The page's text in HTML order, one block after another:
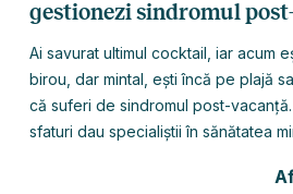
gestionezi sindromul
Ai savurat ultimul cocktail, iar acum
birou, dar mintal, ești încă pe plajă
că suferi de sindromul post-
sfaturi dau specialiștii în sănătatea